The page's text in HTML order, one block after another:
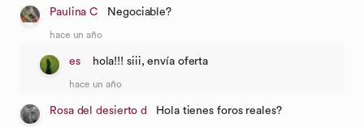
Paulina C Negociable?
hace un año
es hola!!! siii, envía oferta
hace un año
Rosa del desierto d Hola tienes foros reales?